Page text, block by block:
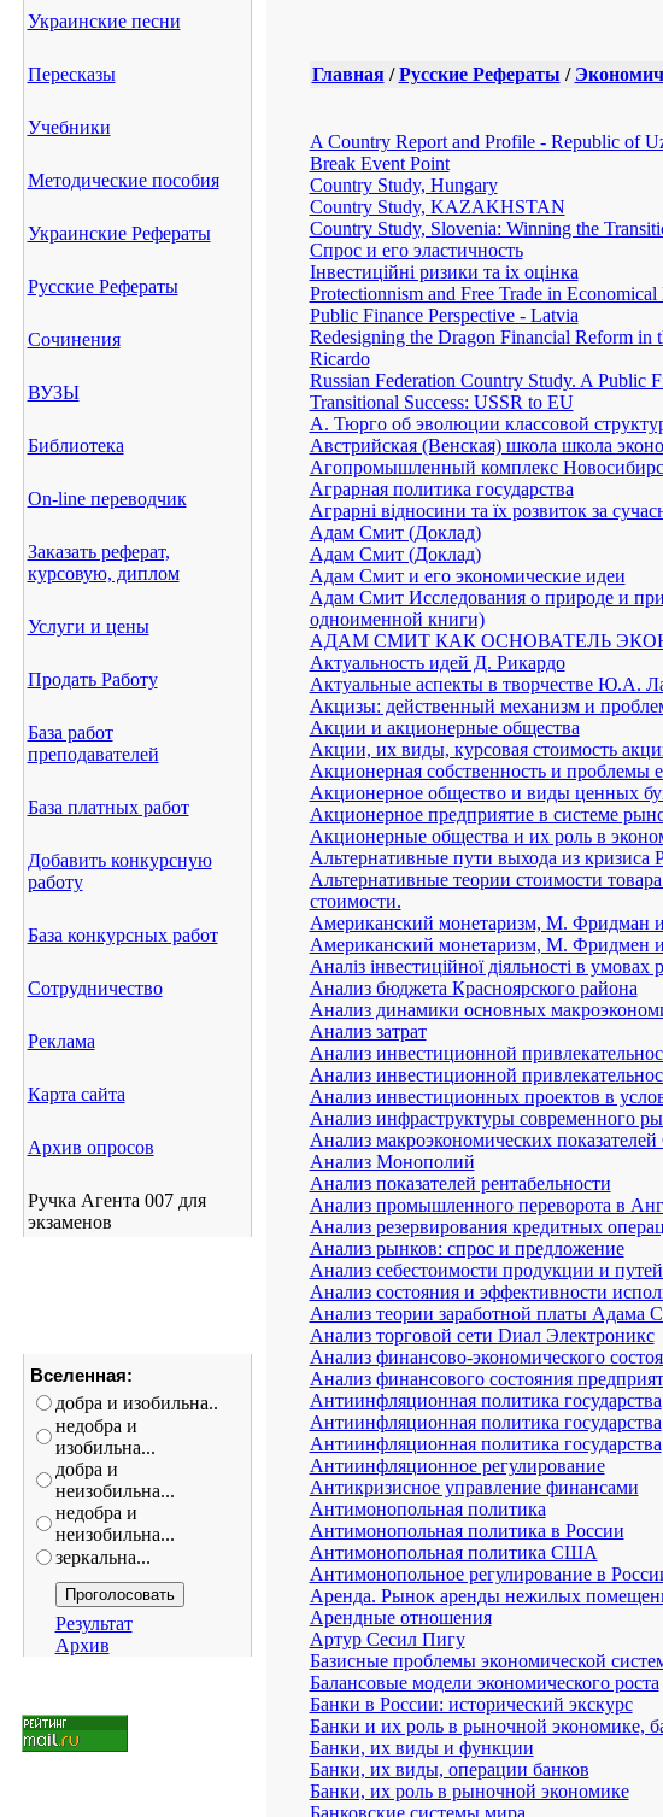
Украинские песни
Пересказы
Учебники
Методические пособия
Украинские Рефераты
Русские Рефераты
Сочинения
ВУЗЫ
Библиотека
On-line переводчик
Заказать реферат,
курсовую, диплом
Услуги и цены
Продать Работу
База работ
преподавателей
База платных работ
Добавить конкурсную
работу
База конкурсных работ
Сотрудничество
Реклама
Карта сайта
Архив опросов
Ручка Агента 007 для
экзаменов
Вселенная:
добра и изобильна..
недобра и
изобильна...
добра и
неизобильна...
недобра и
неизобильна...
зеркальна...
Результат
Архив
Главная/Русские Рефераты /
A Country Report and Profile - Republic of
Break Event Point
Country Study, Hungary
Country Study, KAZAKHSTAN
Country Study, Slovenia: Winning the
Cпрос и его эластичность
Iнвестицiйнi ризики та iх оцiнка
Protectionnism and Free Trade in Economical
Public Finance Perspective - Latvia
Redesigning the Dragon Financial Reform in
Ricardo
Russian Federation Country Study. A Public
Transitional Success: USSR to EU
А. Тюрго об эволюции классовой
Австрийская (Венская) школа школа
Агопромышленный комплекс
Аграрная политика государства
Аграрні відносини та їх розвиток за
Адам Смит (Доклад)
Адам Смит (Доклад)
Адам Смит и его экономические идеи
Адам Смит Исследования о природе и
одноименной книги)
АДАМ СМИТ КАК ОСНОВАТЕЛЬ
Актуальность идей Д. Рикардо
Актуальные аспекты в творчестве Ю.А.
Акцизы: действенный механизм и
Акции и акционерные общества
Акции, их виды, курсовая стоимость
Акционерная собственность и проблемы
Акционерное общество и виды ценных
Акционерное предприятие в системе
Акционерные общества и их роль в
Альтернативные пути выхода из кризиса
Альтернативные теории стоимости
стоимости.
Американский монетаризм, М. Фридман
Американский монетаризм, М. Фридмен
Аналiз iнвестицiйної дiяльностi в умовах
Анализ бюджета Красноярского района
Анализ динамики основных
Анализ затрат
Анализ инвестиционной
Анализ инвестиционной
Анализ инвестиционных проектов в
Анализ инфраструктуры современного
Анализ макроэкономических
Анализ Монополий
Анализ показателей рентабельности
Анализ промышленного переворота в
Анализ резервирования кредитных
Анализ рынков: спрос и предложение
Анализ себестоимости продукции и
Анализ состояния и эффективности
Анализ теории заработной платы Адама
Анализ торговой сети Dиал Электроникс
Анализ финансово-экономического
Анализ финансового состояния
Антиинфляционная политика государства
Антиинфляционная политика государства
Антиинфляционная политика государства
Антиинфляционное регулирование
Антикризисное управление финансами
Антимонопольная политика
Антимонопольная политика в России
Антимонопольная политика США
Антимонопольное регулирование в
Аренда. Рынок аренды нежилых
Арендные отношения
Артур Сесил Пигу
Базисные проблемы экономической
Балансовые модели экономического роста
Банки в России: исторический экскурс
Банки и их роль в рыночной экономике,
Банки, их виды и функции
Банки, их виды, операции банков
Банки, их роль в рыночной экономике
Банковские системы мира